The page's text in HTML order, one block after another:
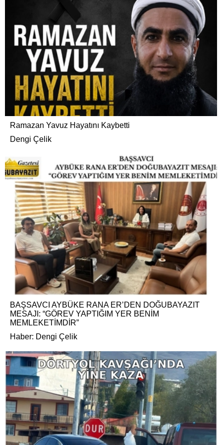
Ramazan Yavuz Hayatını Kaybetti
Dengi Çelik
BAŞSAVCI AYBÜKE RANA ER’DEN DOĞUBAYAZIT
MESAJI: “GÖREV YAPTIĞIM YER BENİM
MEMLEKETİMDİR”
Haber: Dengi Çelik